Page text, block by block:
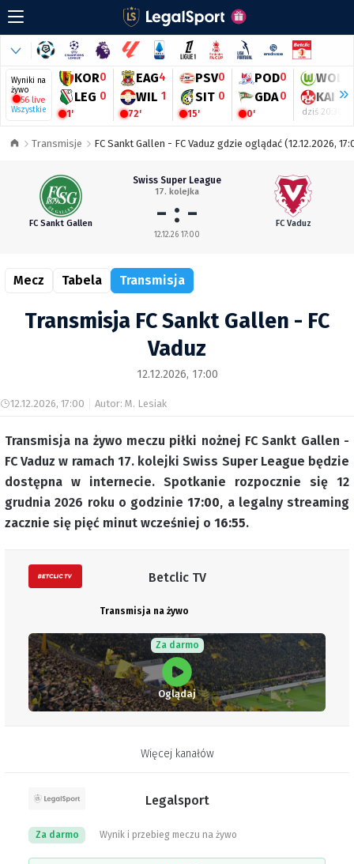
Wyniki na
żywo
56 live
Wszystkie
KOR0
LEG 0
1'
EAG4
WIL 1
72'
PSV0
SIT 0
15'
POD0
GDA0
0'
WOL
KAI -
dziś 20:30
Transmisje FC Sankt Gallen - FC Vaduz gdzie oglądać (12.12.2026,
FC Sankt Gallen
Swiss Super League
17. kolejka
- : -
12.12.26 17:00
FC Vaduz
Mecz Tabela Transmisja
Transmisja FC Sankt Gallen - FC
Vaduz
12.12.2026, 17:00
12.12.2026, 17:00 Autor: M. Lesiak
Transmisja na żywo meczu piłki nożnej FC Sankt Gallen -
FC Vaduz w ramach 17. kolejki Swiss Super League będzie
dostępna w internecie. Spotkanie rozpocznie się 12
grudnia 2026 roku o godzinie17:00, a legalny streaming
zacznie się pięć minut wcześniej o 16:55.
Betclic TV
Transmisja na żywo
Za darmo
Oglądaj
Więcej kanałów
Legalsport
Wynik i przebieg meczu na żywo
Za darmo